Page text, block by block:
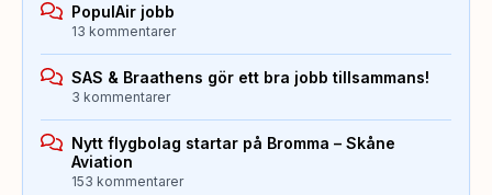
PopulAir jobb
13 kommentarer
SAS & Braathens gör ett bra jobb tillsammans!
3 kommentarer
Nytt flygbolag startar på Bromma – Skåne
Aviation
153 kommentarer